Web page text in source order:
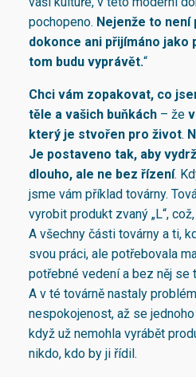
pochopeno. Nejenže to není
dokonce ani přijímáno jako
tom budu vyprávět.“
Chci vám zopakovat, co
těle a vašich buňkách – že
který je stvořen pro život.
Je postaveno tak, aby
dlouho, ale ne bez řízení.
jsme vám příklad továrny.
vyrobit produkt zvaný „L“,
A všechny části továrny a ti,
svou práci, ale potřebovala
potřebné vedení a bez něj se
A v té továrně nastaly
nespokojenost, až se
když už nemohla vyrábět
nikdo, kdo by ji řídil.